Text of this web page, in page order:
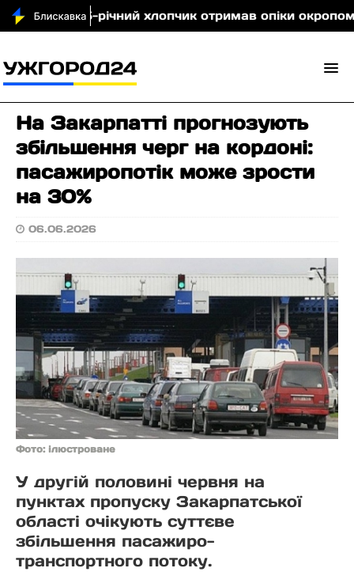
5-річний хлопчик отримав опіки окропом
На Закарпатті прогнозують
збільшення черг на кордоні:
пасажиропотік може зрости
на 30%
06.06.2026
Фото: ілюстроване
У другій половині червня на
пунктах пропуску Закарпатської
області очікують суттєве
збільшення пасажиро-
транспортного потоку.